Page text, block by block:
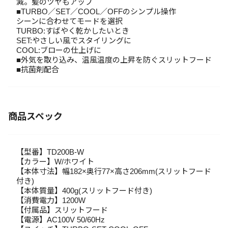
減。髪のツヤもアップ
■TURBO／SET／COOL／OFFのシンプル操作
シーンに合わせてモードを選択
TURBO:すばやく乾かしたいとき
SET:やさしい風でスタイリングに
COOL:ブローの仕上げに
■外気を取り込み、温風温度の上昇を防ぐスリットフード
■抗菌剤配合
商品スペック
【型番】TD200B-W
【カラー】W/ホワイト
【本体寸法】幅182×奥行77×高さ206mm(スリットフード
付き)
【本体質量】400g(スリットフード付き)
【消費電力】1200W
【付属品】スリットフード
【電源】AC100V 50/60Hz